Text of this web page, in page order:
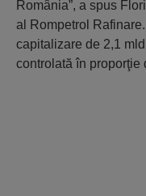
România”, a spus
al Rompetrol
capitalizare de 2,1
controlată în proporţie